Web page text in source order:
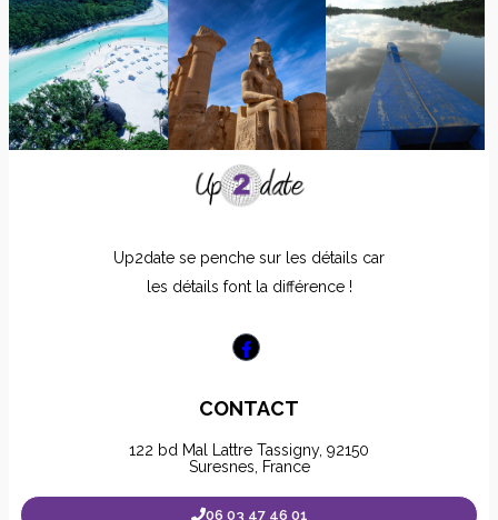
Up2date se penche sur les détails car
les détails font la différence !
CONTACT
122 bd Mal Lattre Tassigny, 92150
Suresnes, France
06 03 47 46 01